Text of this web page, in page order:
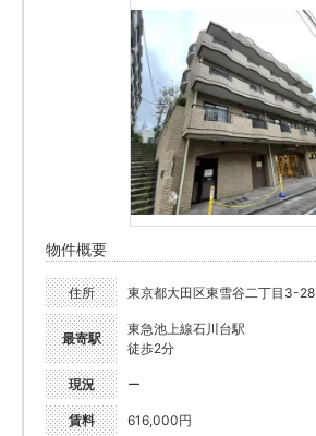
物件概要
住所 東京都大田区東雪谷二丁目3-28
最寄駅
東急池上線石川台駅
徒歩2分
現況 ー
賃料 616,000円